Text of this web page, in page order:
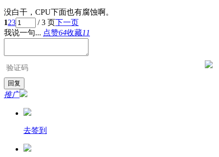
没白干，CPU下面也有腐蚀啊。
123 / 3 页下一页
我说一句... 点赞64收藏11
推广
去签到